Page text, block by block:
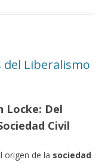
del Liberalismo
Locke: Del
Civil
origen de la sociedad